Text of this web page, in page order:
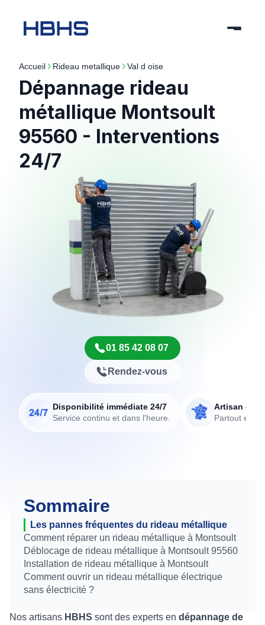
Accueil rideau metallique val d oise
Dépannage rideau
métallique Montsoult
95560 - Interventions
24/7
01 85 42 08 07
Rendez-vous
Disponibilité immédiate 24/7
Service continu et dans l'heure.
Artisan de
Partout en
Sommaire
Les pannes fréquentes du rideau métallique
Comment réparer un rideau métallique à Montsoult
Déblocage de rideau métallique à Montsoult 95560
Installation de rideau métallique à Montsoult
Comment ouvrir un rideau métallique électrique
sans électricité ?
Nos artisans HBHS sont des experts en dépannage de